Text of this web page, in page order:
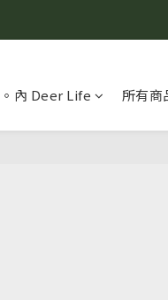
內 Deer Life 所有商